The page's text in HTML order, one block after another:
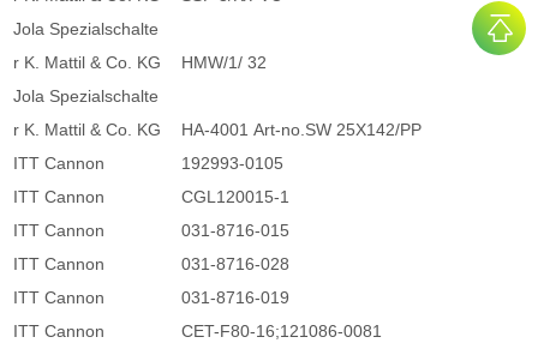
Jola Spezialschalte
r K. Mattil & Co. KG
HMW/1/ 32
Jola Spezialschalte
r K. Mattil & Co. KG
HA-4001 Art-no.SW 25X142/PP
ITT Cannon
192993-0105
ITT Cannon
CGL120015-1
ITT Cannon
031-8716-015
ITT Cannon
031-8716-028
ITT Cannon
031-8716-019
ITT Cannon
CET-F80-16;121086-0081